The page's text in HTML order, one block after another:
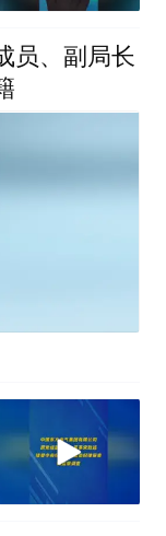
员、副局长